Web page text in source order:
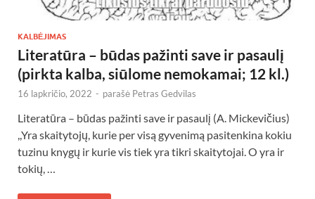
KALBĖJIMAS
Literatūra – būdas pažinti save ir pasaulį
(pirkta kalba, siūlome nemokamai; 12 kl.)
16 lapkričio, 2022 - parašė Petras Gedvilas
Literatūra – būdas pažinti save ir pasaulį (A. Mickevičius)
,,Yra skaitytojų, kurie per visą gyvenimą pasitenkina kokiu
tuzinu knygų ir kurie vis tiek yra tikri skaitytojai. O yra ir
tokių, …